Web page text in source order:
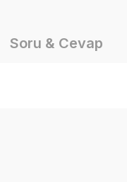
Soru & Cevap